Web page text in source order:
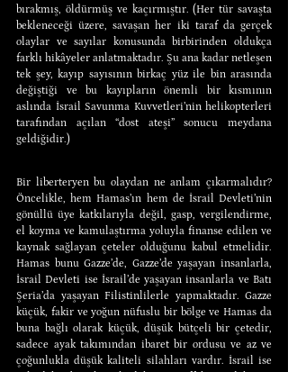
bırakmış, öldürmüş ve kaçırmıştır. (Her tür savaşta
bekleneceği üzere, savaşan her iki taraf da gerçek
olaylar ve sayılar konusunda birbirinden oldukça
farklı hikâyeler anlatmaktadır. Şu ana kadar netleşen
tek şey, kayıp sayısının birkaç yüz ile bin arasında
değiştiği ve bu kayıpların önemli bir kısmının
aslında İsrail Savunma Kuvvetleri’nin helikopterleri
tarafından açılan “dost ateşi” sonucu meydana
geldiğidir.)
Bir liberteryen bu olaydan ne anlam çıkarmalıdır?
Öncelikle, hem Hamas’ın hem de İsrail Devleti’nin
gönüllü üye katkılarıyla değil, gasp, vergilendirme,
el koyma ve kamulaştırma yoluyla finanse edilen ve
kaynak sağlayan çeteler olduğunu kabul etmelidir.
Hamas bunu Gazze’de, Gazze’de yaşayan insanlarla,
İsrail Devleti ise İsrail’de yaşayan insanlarla ve Batı
Şeria’da yaşayan Filistinlilerle yapmaktadır. Gazze
küçük, fakir ve yoğun nüfuslu bir bölge ve Hamas da
buna bağlı olarak küçük, düşük bütçeli bir çetedir,
sadece ayak takımından ibaret bir ordusu ve az ve
çoğunlukla düşük kaliteli silahları vardır. İsrail ise